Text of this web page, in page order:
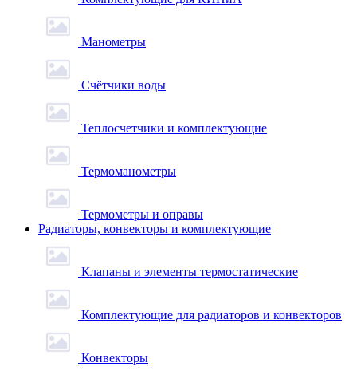
Манометры
Счётчики воды
Теплосчетчики и комплектующие
Термоманометры
Термометры и оправы
Радиаторы, конвекторы и комплектующие
Клапаны и элементы термостатические
Комплектующие для радиаторов и конвекторов
Конвекторы